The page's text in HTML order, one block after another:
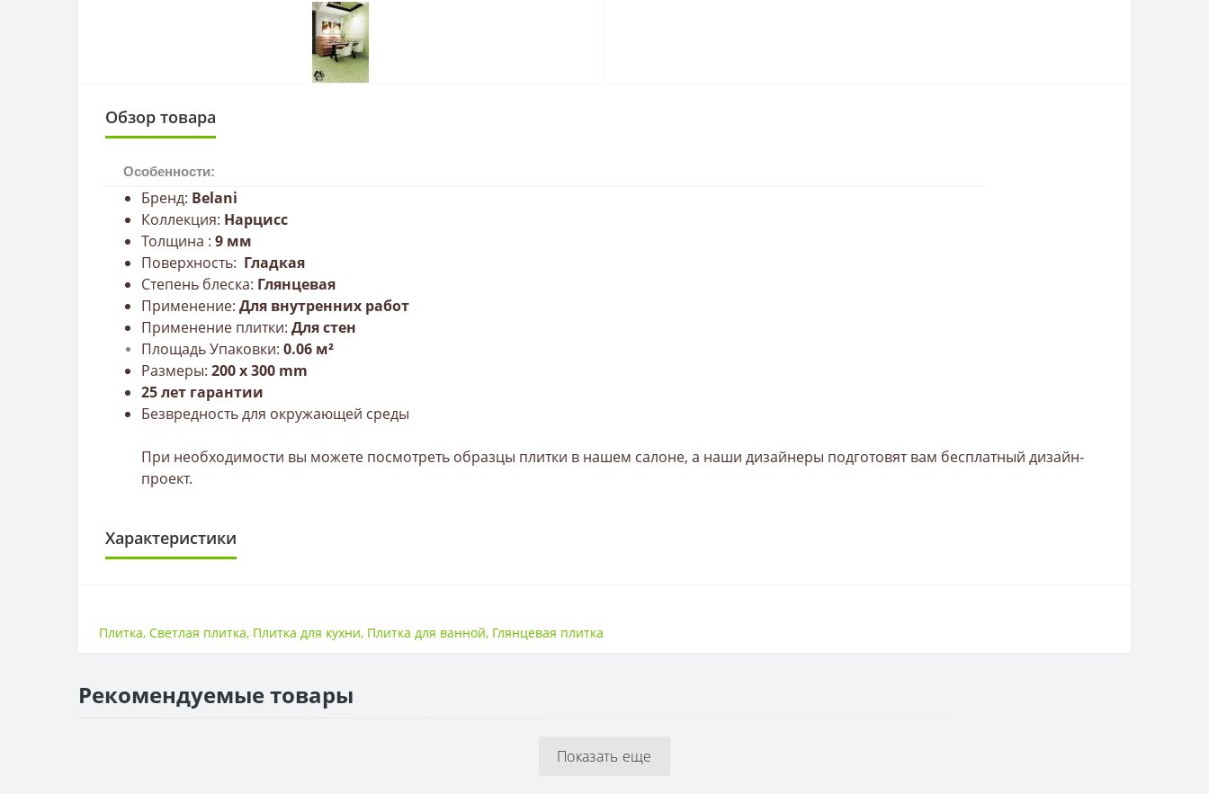
Обзор товара
Особенности:
Бренд: Belani
Коллекция: Нарцисс
Толщина : 9 мм
Поверхность: Гладкая
Степень блеска: Глянцевая
Применение: Для внутренних работ
Применение плитки: Для стен
Площадь Упаковки: 0.06 м²
Размеры: 200х 300 mm
25 лет гарантии
Безвредность для окружающей среды
При необходимости вы можете посмотреть образцы плитки в нашем салоне, а наши дизайнеры подготовят вам бесплатный дизайн-
проект.
Характеристики
Тип
ПОВЕРХНОСТЬ
Плитка,Светлая плитка, Плитка для кухни, Плитка для ванной, Глянцевая плитка
Рекомендуемые товары
Показать еще